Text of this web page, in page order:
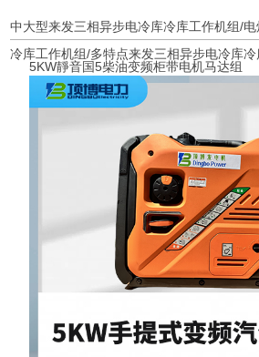
中大型来发三相异步电冷库冷库工作机组/
冷库工作机组/多特点来发三相异步电冷库冷
5KW靜音国5柴油变频柜带电机马达组